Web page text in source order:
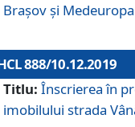
Brașov și
888/10.12.2019
Titlu: Înscrierea în
imobilului strada